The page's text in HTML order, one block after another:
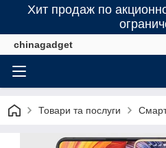
Хит продаж по
chinagadget
Товари та послуги